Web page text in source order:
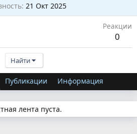
21 Окт 2025
Реакции
0
Найти
Публикации Информация
лента пуста.